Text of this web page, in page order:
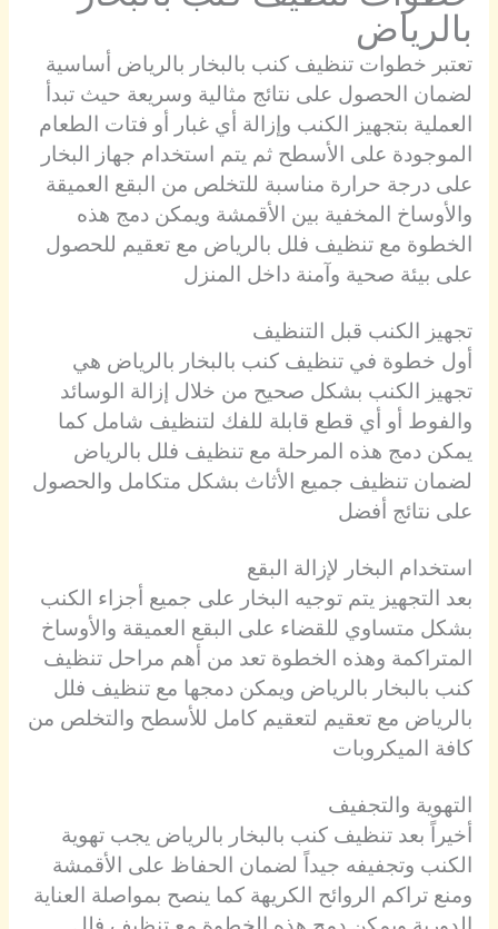
بالرياض
تعتبر خطوات تنظيف كنب بالبخار بالرياض أساسية
لضمان الحصول على نتائج مثالية وسريعة حيث تبدأ
العملية بتجهيز الكنب وإزالة أي غبار أو فتات الطعام
الموجودة على الأسطح ثم يتم استخدام جهاز البخار
على درجة حرارة مناسبة للتخلص من البقع العميقة
والأوساخ المخفية بين الأقمشة ويمكن دمج هذه
الخطوة مع تنظيف فلل بالرياض مع تعقيم للحصول
على بيئة صحية وآمنة داخل المنزل
تجهيز الكنب قبل التنظيف
أول خطوة في تنظيف كنب بالبخار بالرياض هي
تجهيز الكنب بشكل صحيح من خلال إزالة الوسائد
والفوط أو أي قطع قابلة للفك لتنظيف شامل كما
يمكن دمج هذه المرحلة مع تنظيف فلل بالرياض
لضمان تنظيف جميع الأثاث بشكل متكامل والحصول
على نتائج أفضل
استخدام البخار لإزالة البقع
بعد التجهيز يتم توجيه البخار على جميع أجزاء الكنب
بشكل متساوي للقضاء على البقع العميقة والأوساخ
المتراكمة وهذه الخطوة تعد من أهم مراحل تنظيف
كنب بالبخار بالرياض ويمكن دمجها مع تنظيف فلل
بالرياض مع تعقيم لتعقيم كامل للأسطح والتخلص من
كافة الميكروبات
التهوية والتجفيف
أخيراً بعد تنظيف كنب بالبخار بالرياض يجب تهوية
الكنب وتجفيفه جيداً لضمان الحفاظ على الأقمشة
ومنع تراكم الروائح الكريهة كما ينصح بمواصلة العناية